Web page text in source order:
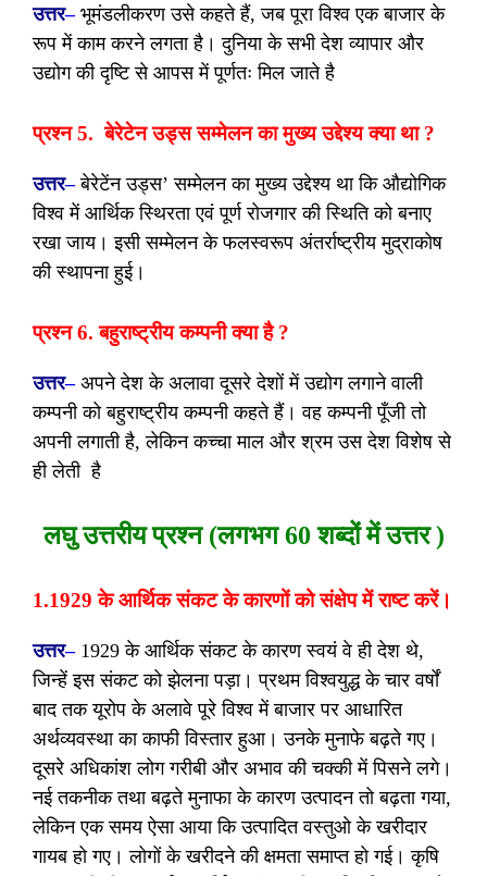
उत्तर– भूमंडलीकरण उसे कहते हैं, जब पूरा विश्व एक बाजार के
रूप में काम करने लगता है। दुनिया के सभी देश व्यापार और
उद्योग की दृष्टि से आपस में पूर्णतः मिल जाते है
प्रश्न 5. बेरेटेन उड्स सम्मेलन का मुख्य उद्देश्य क्या था ?
उत्तर– बेरेटेंन उड्स’ सम्मेलन का मुख्य उद्देश्य था कि औद्योगिक
विश्व में आर्थिक स्थिरता एवं पूर्ण रोजगार की स्थिति को बनाए
रखा जाय। इसी सम्मेलन के फलस्वरूप अंतर्राष्ट्रीय मुद्राकोष
की स्थापना हुई।
प्रश्न 6. बहुराष्ट्रीय कम्पनी क्या है ?
उत्तर– अपने देश के अलावा दूसरे देशों में उद्योग लगाने वाली
कम्पनी को बहुराष्ट्रीय कम्पनी कहते हैं। वह कम्पनी पूँजी तो
अपनी लगाती है, लेकिन कच्चा माल और श्रम उस देश विशेष से
ही लेती है
लघु उत्तरीय प्रश्न (लगभग 60 शब्दों में उत्तर )
1.1929 के आर्थिक संकट के कारणों को संक्षेप में राष्ट करें।
उत्तर– 1929 के आर्थिक संकट के कारण स्वयं वे ही देश थे,
जिन्हें इस संकट को झेलना पड़ा। प्रथम विश्वयुद्ध के चार वर्षों
बाद तक यूरोप के अलावे पूरे विश्व में बाजार पर आधारित
अर्थव्यवस्था का काफी विस्तार हुआ। उनके मुनाफे बढ़ते गए।
दूसरे अधिकांश लोग गरीबी और अभाव की चक्की में पिसने लगे।
नई तकनीक तथा बढ़ते मुनाफा के कारण उत्पादन तो बढ़ता गया,
लेकिन एक समय ऐसा आया कि उत्पादित वस्तुओ के खरीदार
गायब हो गए। लोगों के खरीदने की क्षमता समाप्त हो गई। कृषि